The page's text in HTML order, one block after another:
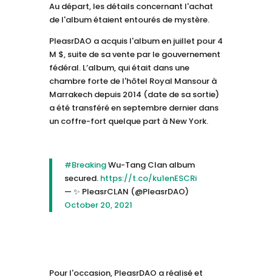
Au départ, les détails concernant l'achat
de l'album étaient entourés de mystère.
PleasrDAO a acquis l'album en juillet pour 4
M $, suite de sa vente par le gouvernement
fédéral. L’album, qui était dans une
chambre forte de l'hôtel Royal Mansour à
Marrakech depuis 2014 (date de sa sortie)
a été transféré en septembre dernier dans
un coffre-fort quelque part à New York.
#BreakingWu-Tang Clan album
secured. https://t.co/ku1enESCRi
— ✨ PleasrCLAN (@PleasrDAO)
October 20, 2021
Pour l'occasion, PleasrDAO a réalisé et